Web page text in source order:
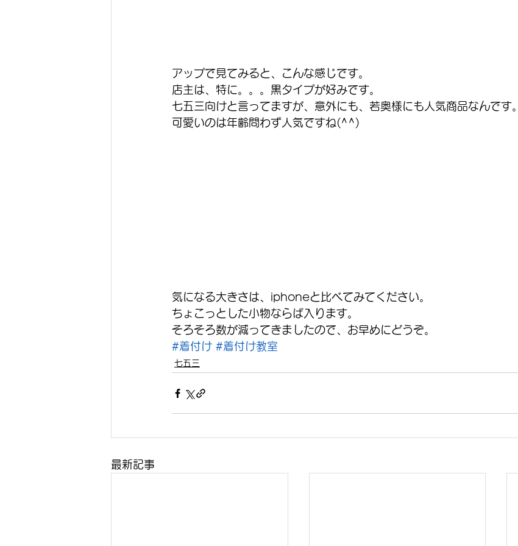
アップで見てみると、こんな感じです。
店主は、特に。。。黒タイプが好みです。
七五三向けと言ってますが、意外にも、若奥様にも人気商品なんです。
可愛いのは年齢問わず人気ですね(^^)
気になる大きさは、iphoneと比べてみてください。
ちょこっとした小物ならば入ります。
そろそろ数が減ってきましたので、お早めにどうぞ。
#着付け #着付け教室
七五三
最新記事